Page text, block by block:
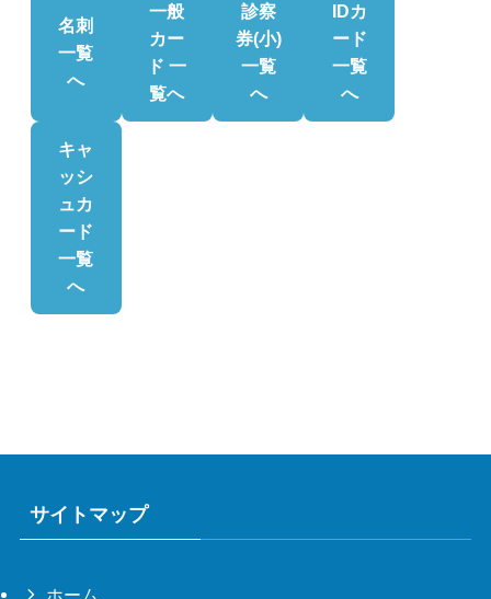
名刺
一覧
へ
一般
カー
ド 一
覧へ
診察
券(小)
一覧
へ
IDカ
ード
一覧
へ
キャ
ッシ
ュカ
ード
一覧
へ
サイトマップ
ホーム